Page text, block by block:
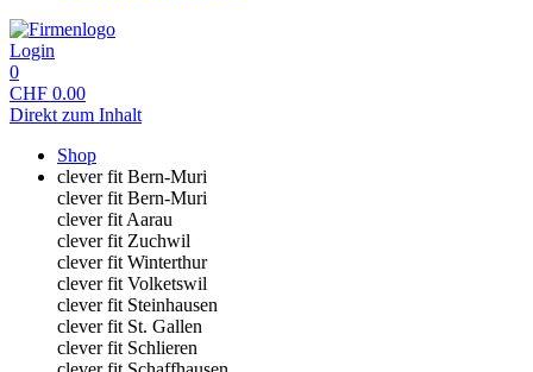
Login
0
CHF 0.00
Direkt zum Inhalt
Shop
clever fit Bern-Muri
clever fit Bern-Muri
clever fit Aarau
clever fit Zuchwil
clever fit Winterthur
clever fit Volketswil
clever fit Steinhausen
clever fit St. Gallen
clever fit Schlieren